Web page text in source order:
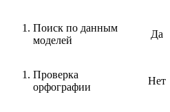
Поиск по данным
моделей
Да
Проверка
орфографии
Нет